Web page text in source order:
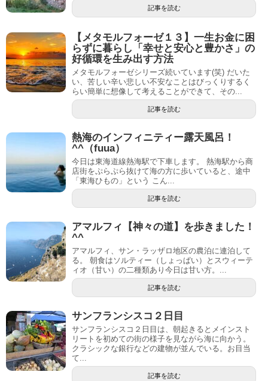
記事を読む
【メタモルフォーゼ１３】一生お金に困
らずに暮らし「幸せと安心と豊かさ」の
好循環を生み出す方法
メタモルフォーゼシリーズ続いています(笑) だいた
い、苦しい辛い悲しい不安なことはびっくりするく
らい簡単に想像して考えることができて、その...
記事を読む
熱海のインフィニティー露天風呂！
^^（fuua）
今日は東海道線熱海駅で下車します。 熱海駅から商
店街をぷらぷら抜けて海の方に歩いていると、途中
「東海ひもの」という こん...
記事を読む
アマルフィ【神々の道】を歩きました！
^^
アマルフィ、サン・ラッザロ地区の農泊に連泊して
る。 朝食はソルティー（しょっぱい）とスウィーテ
ィオ（甘い）の二種類あり今日は甘い方。...
記事を読む
サンフランシスコ２日目
サンフランシスコ２日目は、朝起きるとメインスト
リートを初めての街の様子を見ながら海に向かう。
クラシックな銀行などの建物が並んでいる。お目当
て...
記事を読む